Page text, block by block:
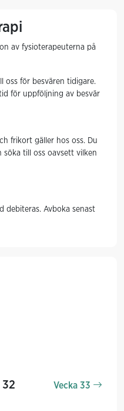
av fysioterapeuterna på
oss för besvären tidigare.
för uppföljning av besvär
frikort gäller hos oss. Du
söka till oss oavsett vilken
debiteras. Avboka senast
32 Vecka 33